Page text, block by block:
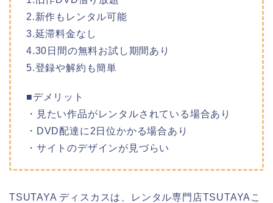
2.新作もレンタル可能
3.延滞料金なし
4.30日間の無料お試し期間あり
5.登録や解約も簡単
■デメリット
・見たい作品がレンタルされている場合あり
・DVD配達に2日位かかる場合あり
・サイトのデザインが見づらい
TSUTAYA ディスカスは、レンタル専門店TSUTAYAこ